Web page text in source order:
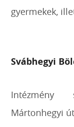
gyermekek,
Svábhegyi
Intézmény
Mártonhegyi